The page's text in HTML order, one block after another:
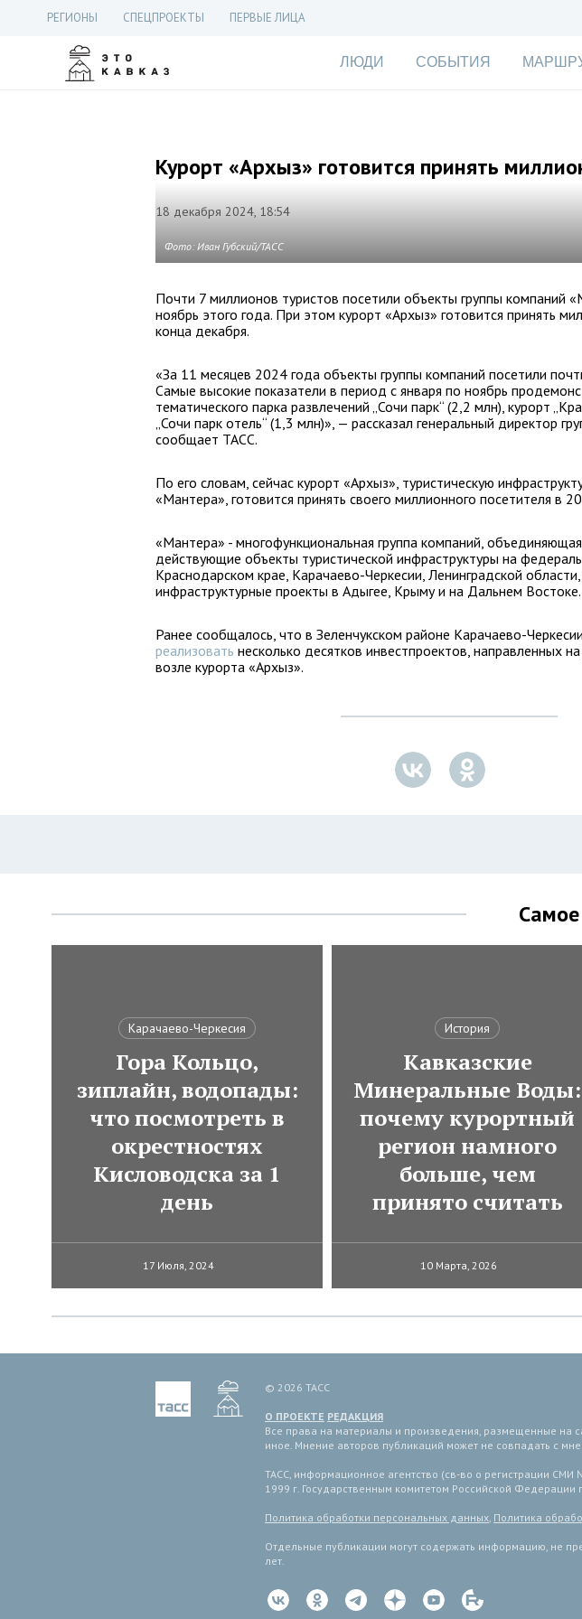
РЕГИОНЫ СПЕЦПРОЕКТЫ ПЕРВЫЕ ЛИЦА
ЛЮДИ СОБЫТИЯ
Курорт «Архыз» готовится принять
18 декабря 2024, 18:54
Фото: Иван Губский/ТАСС
Почти 7 миллионов туристов посетили объекты группы компаний
ноябрь этого года. При этом курорт «Архыз» готовится принять
конца декабря.
«За 11 месяцев 2024 года объекты группы компаний посетили
Самые высокие показатели в период с января по ноябрь
тематического парка развлечений „Сочи парк“ (2,2 млн), курорт
„Сочи парк отель“ (1,3 млн)», — рассказал генеральный директор
сообщает ТАСС.
По его словам, сейчас курорт «Архыз», туристическую
«Мантера», готовится принять своего миллионного посетителя в
«Мантера» - многофункциональная группа компаний,
действующие объекты туристической инфраструктуры на
Краснодарском крае, Карачаево-Черкесии, Ленинградской
инфраструктурные проекты в Адыгее, Крыму и на Дальнем Востоке.
Ранее сообщалось, что в Зеленчукском районе Карачаево-Черкесии
реализовать несколько десятков инвестпроектов, направленных
возле курорта «Архыз».
Карачаево-Черкесия
Гора Кольцо,
зиплайн, водопады:
что посмотреть в
окрестностях
Кисловодска за 1
день
17 Июля, 2024
История
Кавказские
Минеральные Воды:
почему курортный
регион намного
больше, чем
принято считать
10 Марта, 2026
© 2026 ТАСС
О ПРОЕКТЕ РЕДАКЦИЯ
Все права на материалы и произведения, размещенные на
иное. Мнение авторов публикаций может не совпадать с
ТАСС, информационное агентство (св-во о регистрации СМИ
1999 г. Государственным комитетом Российской Федерации
Политика обработки персональных данных, Политика
Отдельные публикации могут содержать информацию, не
лет.